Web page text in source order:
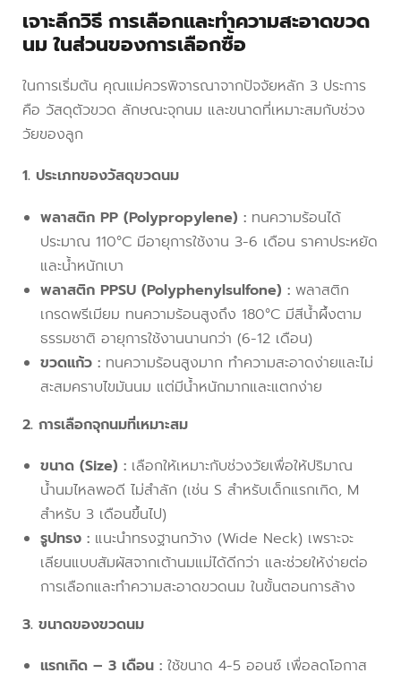
เจาะลึกวิธี การเลือกและทำความสะอาดขวด
นม ในส่วนของการเลือกซื้อ
ในการเริ่มต้น คุณแม่ควรพิจารณาจากปัจจัยหลัก 3 ประการ
คือ วัสดุตัวขวด ลักษณะจุกนม และขนาดที่เหมาะสมกับช่วง
วัยของลูก
1. ประเภทของวัสดุขวดนม
พลาสติก PP (Polypropylene) : ทนความร้อนได้
ประมาณ 110°C มีอายุการใช้งาน 3-6 เดือน ราคาประหยัด
และน้ำหนักเบา
พลาสติก PPSU (Polyphenylsulfone) : พลาสติก
เกรดพรีเมียม ทนความร้อนสูงถึง 180°C มีสีน้ำผึ้งตาม
ธรรมชาติ อายุการใช้งานนานกว่า (6-12 เดือน)
ขวดแก้ว : ทนความร้อนสูงมาก ทำความสะอาดง่ายและไม่
สะสมคราบไขมันนม แต่มีน้ำหนักมากและแตกง่าย
2. การเลือกจุกนมที่เหมาะสม
ขนาด (Size) : เลือกให้เหมาะกับช่วงวัยเพื่อให้ปริมาณ
น้ำนมไหลพอดี ไม่สำลัก (เช่น S สำหรับเด็กแรกเกิด, M
สำหรับ 3 เดือนขึ้นไป)
รูปทรง : แนะนำทรงฐานกว้าง (Wide Neck) เพราะจะ
เลียนแบบสัมผัสจากเต้านมแม่ได้ดีกว่า และช่วยให้ง่ายต่อ
การเลือกและทำความสะอาดขวดนม ในขั้นตอนการล้าง
3. ขนาดของขวดนม
แรกเกิด – 3 เดือน : ใช้ขนาด 4-5 ออนซ์ เพื่อลดโอกาส